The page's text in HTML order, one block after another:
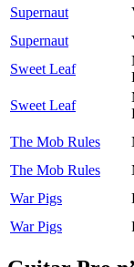
Supernaut
Supernaut
Sweet Leaf
Sweet Leaf
The Mob Rules
The Mob Rules
War Pigs
War Pigs